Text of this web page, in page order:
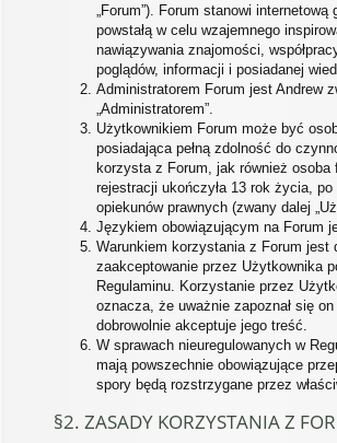
„Forum”). Forum stanowi internetową
powstałą w celu wzajemnego
nawiązywania znajomości,
poglądów, informacji i posiadanej
Administratorem Forum jest Andrew
„Administratorem”.
Użytkownikiem Forum może być
posiadająca pełną zdolność do
korzysta z Forum, jak również
rejestracji ukończyła 13 rok życia,
opiekunów prawnych (zwany dalej
Językiem obowiązującym na Forum
Warunkiem korzystania z Forum jest
zaakceptowanie przez Użytkownika
Regulaminu. Korzystanie przez
oznacza, że uważnie zapoznał się
dobrowolnie akceptuje jego treść.
W sprawach nieuregulowanych w
mają powszechnie obowiązujące
spory będą rozstrzygane przez
§2. ZASADY KORZYSTANIA Z